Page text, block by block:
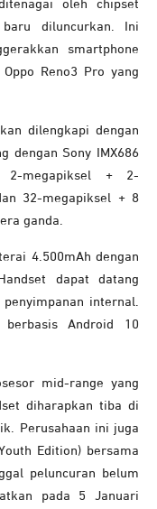
oleh chipset
baru diluncurkan. Ini
smartphone
Reno3 Pro yang
dilengkapi dengan
dengan Sony IMX686
2-megapiksel + 2-
32-megapiksel + 8
ganda.
4.500mAh dengan
dapat datang
internal.
Android 10
mid-range yang
diharapkan tiba di
Perusahaan ini juga
Edition) bersama
peluncuran belum
pada 5 Januari